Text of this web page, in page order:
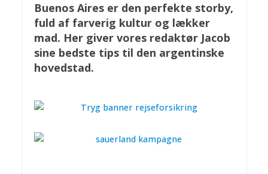
Buenos Aires er den perfekte storby,
fuld af farverig kultur og lækker
mad. Her giver vores redaktør Jacob
sine bedste tips til den argentinske
hovedstad.